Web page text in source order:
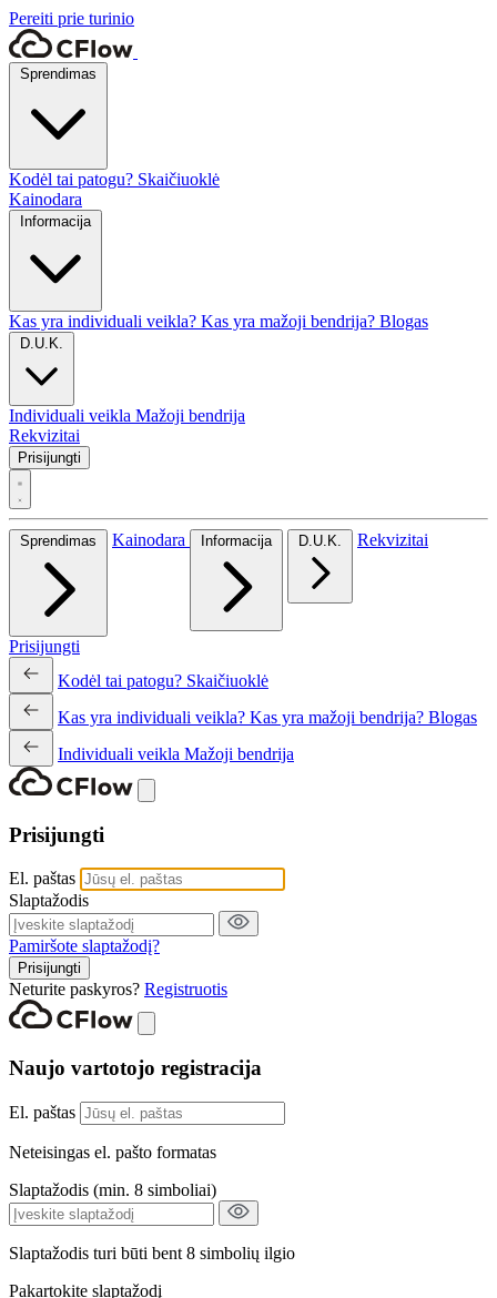
Pereiti prie turinio
Sprendimas
Kodėl tai patogu? Skaičiuoklė
Kainodara
Informacija
Kas yra individuali veikla? Kas yra mažoji bendrija? Blogas
D.U.K.
Individuali veikla Mažoji bendrija
Rekvizitai
Prisijungti
Sprendimas Kainodara Informacija D.U.K. Rekvizitai
Prisijungti
Kodėl tai patogu? Skaičiuoklė
Kas yra individuali veikla? Kas yra mažoji bendrija? Blogas
Individuali veikla Mažoji bendrija
Prisijungti
El. paštas
Slaptažodis
Pamiršote slaptažodį?
Prisijungti
Neturite paskyros? Registruotis
Naujo vartotojo registracija
El. paštas
Neteisingas el. pašto formatas
Slaptažodis (min. 8 simboliai)
Slaptažodis turi būti bent 8 simbolių ilgio
Pakartokite slaptažodį